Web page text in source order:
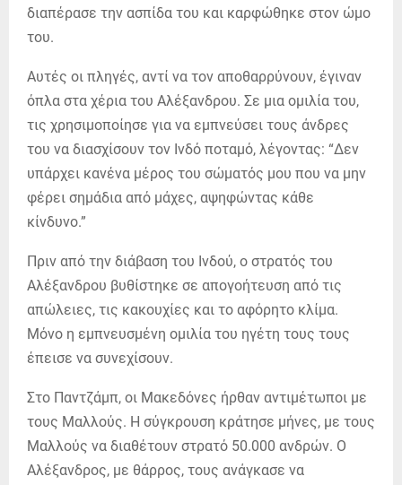
διαπέρασε την ασπίδα του και καρφώθηκε στον ώμο
του.
Αυτές οι πληγές, αντί να τον αποθαρρύνουν, έγιναν
όπλα στα χέρια του Αλέξανδρου. Σε μια ομιλία του,
τις χρησιμοποίησε για να εμπνεύσει τους άνδρες
του να διασχίσουν τον Ινδό ποταμό, λέγοντας: “Δεν
υπάρχει κανένα μέρος του σώματός μου που να μην
φέρει σημάδια από μάχες, αψηφώντας κάθε
κίνδυνο.”
Πριν από την διάβαση του Ινδού, ο στρατός του
Αλέξανδρου βυθίστηκε σε απογοήτευση από τις
απώλειες, τις κακουχίες και το αφόρητο κλίμα.
Μόνο η εμπνευσμένη ομιλία του ηγέτη τους τους
έπεισε να συνεχίσουν.
Στο Παντζάμπ, οι Μακεδόνες ήρθαν αντιμέτωποι με
τους Μαλλούς. Η σύγκρουση κράτησε μήνες, με τους
Μαλλούς να διαθέτουν στρατό 50.000 ανδρών. Ο
Αλέξανδρος, με θάρρος, τους ανάγκασε να